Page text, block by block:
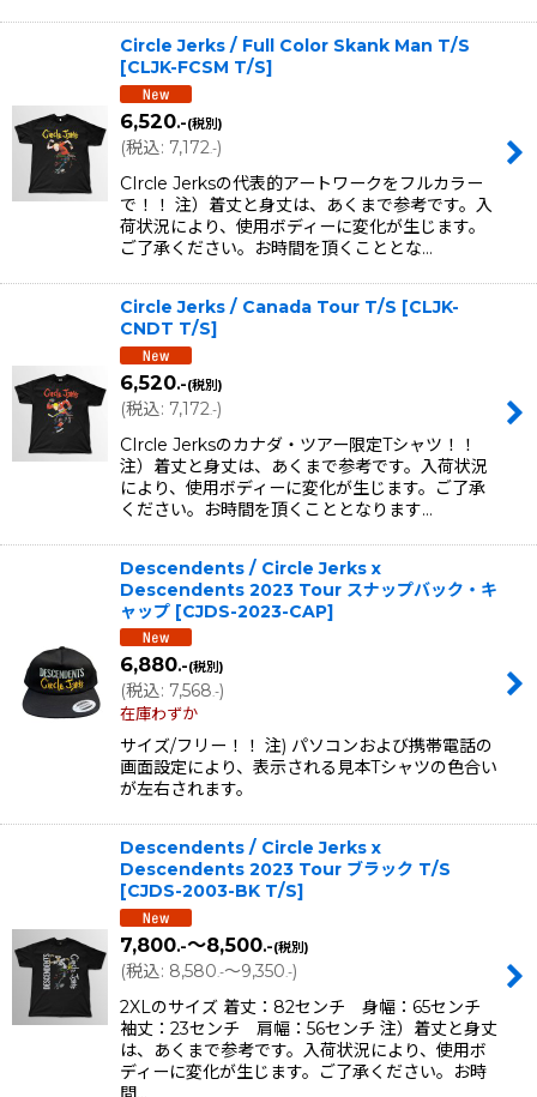
Circle Jerks / Full Color Skank Man T/S
[CLJK-FCSM T/S]
6,520.-(税別)
(税込: 7,172.-)
CIrcle Jerksの代表的アートワークをフルカラー
で！！ 注）着丈と身丈は、あくまで参考です。入
荷状況により、使用ボディーに変化が生じます。
ご了承ください。お時間を頂くこととな…
Circle Jerks / Canada Tour T/S [CLJK-
CNDT T/S]
6,520.-(税別)
(税込: 7,172.-)
CIrcle Jerksのカナダ・ツアー限定Tシャツ！！
注）着丈と身丈は、あくまで参考です。入荷状況
により、使用ボディーに変化が生じます。ご了承
ください。お時間を頂くこととなります…
Descendents / Circle Jerks x
Descendents 2023 Tour スナップバック・キ
ャップ [CJDS-2023-CAP]
6,880.-(税別)
(税込: 7,568.-)
在庫わずか
サイズ/フリー！！ 注) パソコンおよび携帯電話の
画面設定により、表示される見本Tシャツの色合い
が左右されます。
Descendents / Circle Jerks x
Descendents 2023 Tour ブラック T/S
[CJDS-2003-BK T/S]
7,800.-～8,500.-(税別)
(税込: 8,580.-～9,350.-)
2XLのサイズ 着丈：82センチ 身幅：65センチ
袖丈：23センチ 肩幅：56センチ 注）着丈と身丈
は、あくまで参考です。入荷状況により、使用ボ
ディーに変化が生じます。ご了承ください。お時